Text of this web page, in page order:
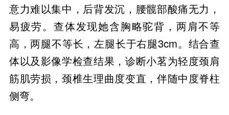
意力难以集中，后背发沉，腰髋部酸痛无力，
易疲劳。查体发现她含胸略驼背，两肩不等
高，两腿不等长，左腿长于右腿3cm。结合查
体以及影像学检查结果，诊断小茗为轻度颈肩
筋肌劳损，颈椎生理曲度变直，伴随中度脊柱